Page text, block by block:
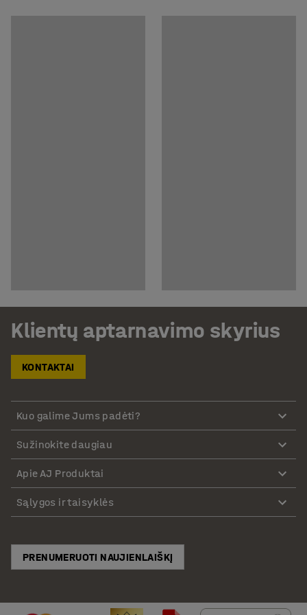
Klientų aptarnavimo skyrius
KONTAKTAI
Kuo galime Jums padėti?
Sužinokite daugiau
Apie AJ Produktai
Sąlygos ir taisyklės
PRENUMERUOTI NAUJIENLAIŠKĮ